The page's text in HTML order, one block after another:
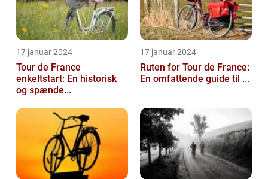
17 januar 2024
Tour de France
enkeltstart: En historisk
og spænde...
17 januar 2024
Ruten for Tour de France:
En omfattende guide til ...